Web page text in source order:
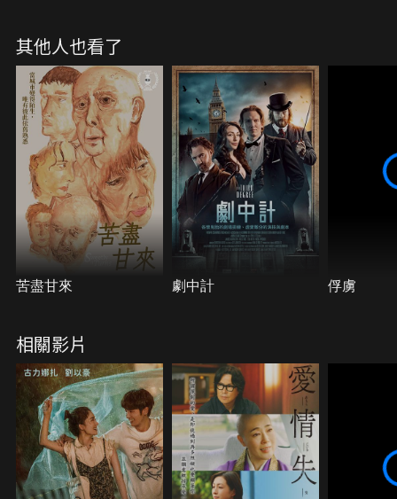
兩名女性都想擁有幸福的未來，卻不知道是否有其可
能，或未來會有何種面貌。
其他人也看了
苦盡甘來 劇中計 俘虜
相關影片